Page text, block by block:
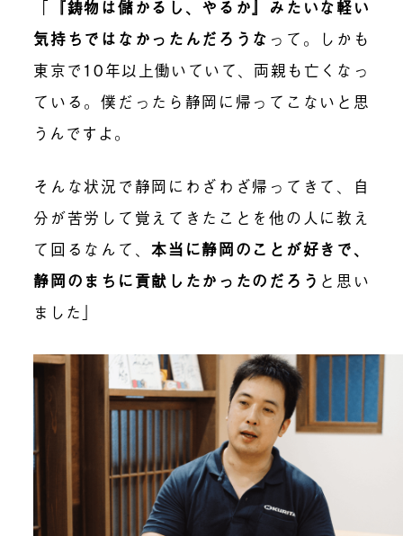
「 『鋳物は儲かるし、やるか』みたいな軽い
気持ちではなかったんだろうな って。しかも
東京で10年以上働いていて、両親も亡くなっ
ている。僕だったら静岡に帰ってこないと思
うんですよ。
そんな状況で静岡にわざわざ帰ってきて、自
分が苦労して覚えてきたことを他の人に教え
て回るなんて、本当に静岡のことが好きで、
静岡のまちに貢献したかったのだろう と思い
ました」